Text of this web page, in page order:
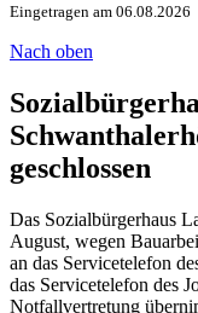
Eingetragen am 06.08.2026
Nach oben
geschlossen
Das Sozialbürgerhaus
August, wegen
an das Servicetelefon
das Servicetelefon des
Notfallvertretung